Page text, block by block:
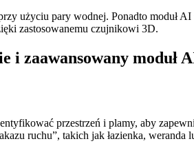
użyciu pary wodnej. Ponadto moduł
zastosowanemu czujnikowi 3D.
i zaawansowany moduł
przestrzeń i plamy, aby
ruchu”, takich jak łazienka, weranda